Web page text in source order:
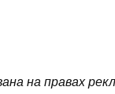
на правах